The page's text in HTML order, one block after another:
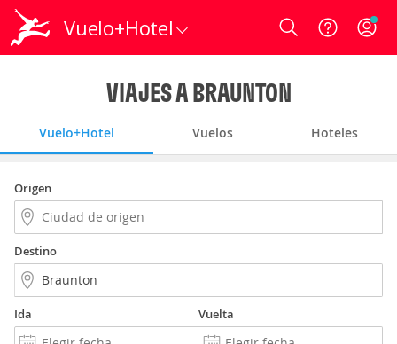
Vuelo+Hotel Login
VIAJES A BRAUNTON
Vuelo+Hotel Vuelos Hoteles
Origen
Destino
Ida Vuelta